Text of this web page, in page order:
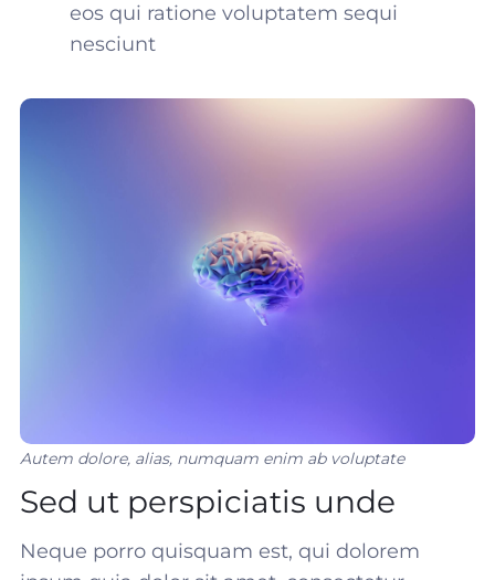
eos qui ratione voluptatem sequi
nesciunt
Autem dolore, alias, numquam enim ab voluptate
Sed ut perspiciatis unde
Neque porro quisquam est, qui dolorem